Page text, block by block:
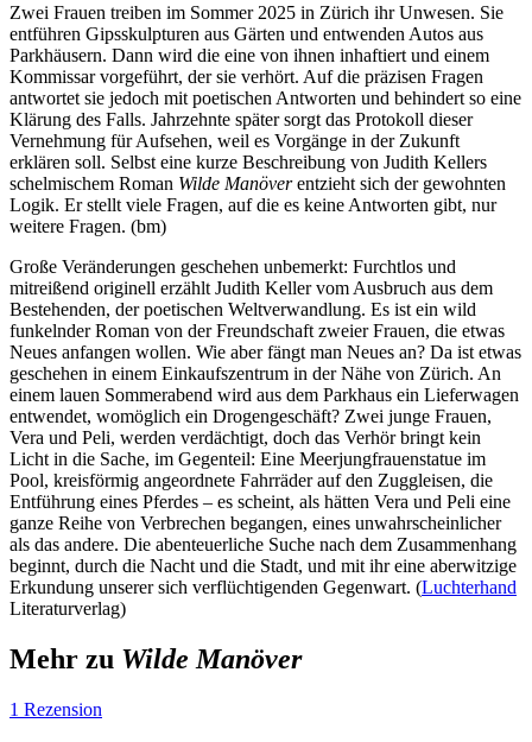
Zwei Frauen treiben im Sommer 2025 in Zürich ihr Unwesen. Sie
entführen Gipsskulpturen aus Gärten und entwenden Autos aus
Parkhäusern. Dann wird die eine von ihnen inhaftiert und einem
Kommissar vorgeführt, der sie verhört. Auf die präzisen Fragen
antwortet sie jedoch mit poetischen Antworten und behindert so eine
Klärung des Falls. Jahrzehnte später sorgt das Protokoll dieser
Vernehmung für Aufsehen, weil es Vorgänge in der Zukunft
erklären soll. Selbst eine kurze Beschreibung von Judith Kellers
schelmischem Roman Wilde Manöverentzieht sich der gewohnten
Logik. Er stellt viele Fragen, auf die es keine Antworten gibt, nur
weitere Fragen. (bm)
Große Veränderungen geschehen unbemerkt: Furchtlos und
mitreißend originell erzählt Judith Keller vom Ausbruch aus dem
Bestehenden, der poetischen Weltverwandlung. Es ist ein wild
funkelnder Roman von der Freundschaft zweier Frauen, die etwas
Neues anfangen wollen. Wie aber fängt man Neues an? Da ist etwas
geschehen in einem Einkaufszentrum in der Nähe von Zürich. An
einem lauen Sommerabend wird aus dem Parkhaus ein Lieferwagen
entwendet, womöglich ein Drogengeschäft? Zwei junge Frauen,
Vera und Peli, werden verdächtigt, doch das Verhör bringt kein
Licht in die Sache, im Gegenteil: Eine Meerjungfrauenstatue im
Pool, kreisförmig angeordnete Fahrräder auf den Zuggleisen, die
Entführung eines Pferdes – es scheint, als hätten Vera und Peli eine
ganze Reihe von Verbrechen begangen, eines unwahrscheinlicher
als das andere. Die abenteuerliche Suche nach dem Zusammenhang
beginnt, durch die Nacht und die Stadt, und mit ihr eine aberwitzige
Erkundung unserer sich verflüchtigenden Gegenwart. (Luchterhand
Literaturverlag)
Mehr zu Wilde Manöver
1 Rezension